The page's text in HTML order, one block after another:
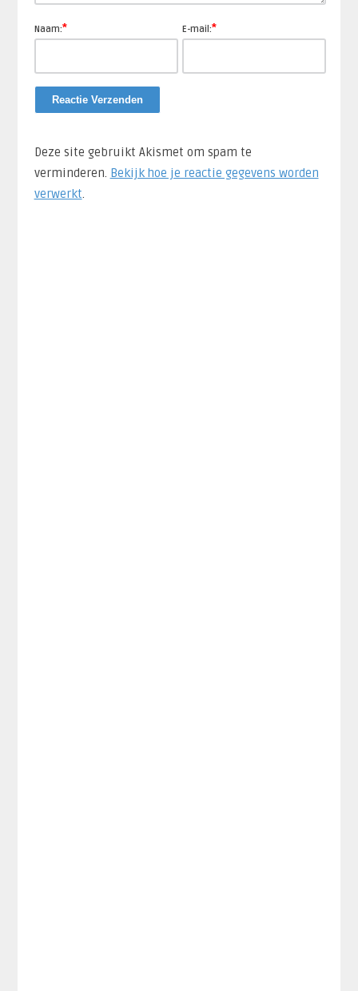
Naam:* E-mail:*
Deze site gebruikt Akismet om spam te
verminderen. Bekijk hoe je reactie gegevens worden
verwerkt